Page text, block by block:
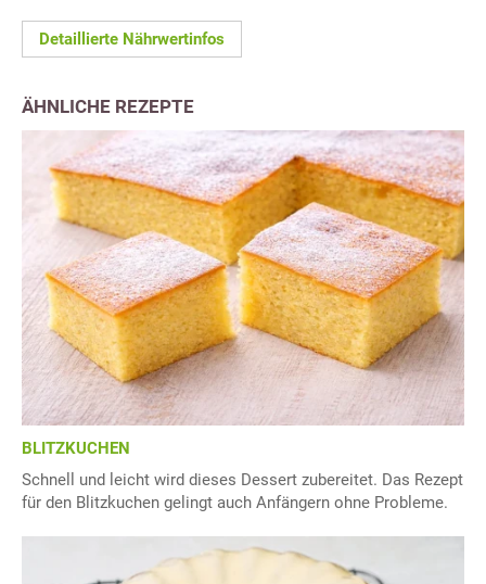
Detaillierte Nährwertinfos
ÄHNLICHE REZEPTE
BLITZKUCHEN
Schnell und leicht wird dieses Dessert zubereitet. Das Rezept
für den Blitzkuchen gelingt auch Anfängern ohne Probleme.